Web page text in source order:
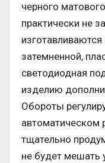
черного
практически не
затемненной,
светодиодная
изделию
Обороты
автоматическом
тщательно
не будет мешать